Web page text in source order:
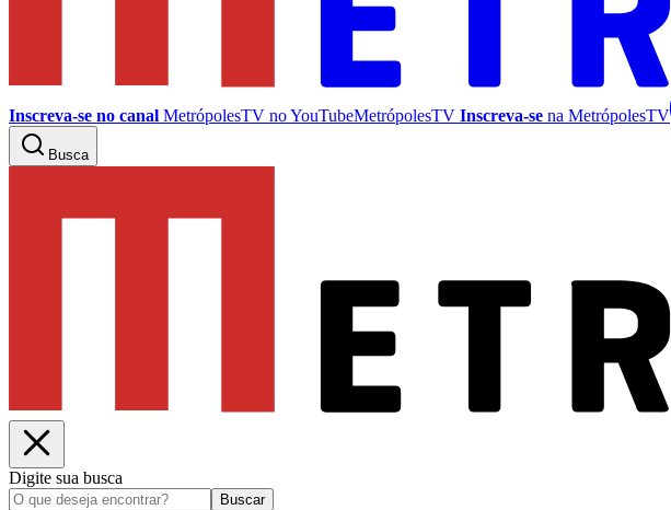
Inscreva-se no canal MetrópolesTV noYouTubeMetrópolesTV Inscreva-se na MetrópolesTV
Busca
Digite sua busca
Buscar